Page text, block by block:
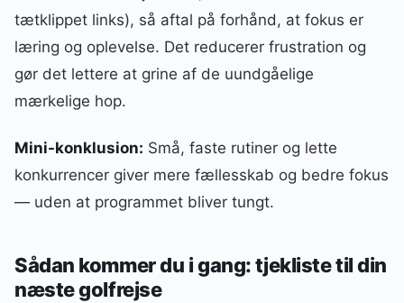
tætklippet links), så aftal på forhånd, at fokus er
læring og oplevelse. Det reducerer frustration og
gør det lettere at grine af de uundgåelige
mærkelige hop.
Mini-konklusion: Små, faste rutiner og lette
konkurrencer giver mere fællesskab og bedre fokus
— uden at programmet bliver tungt.
Sådan kommer du i gang: tjekliste til din
næste golfrejse